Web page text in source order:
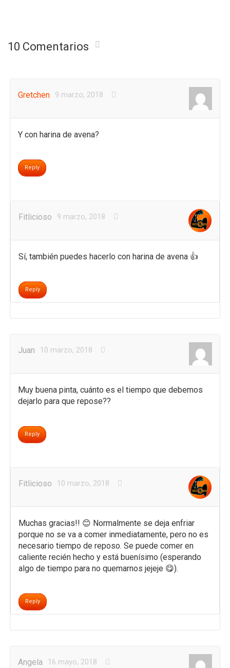
10 Comentarios
Gretchen 9 marzo, 2018
Y con harina de avena?
Reply
Fitlicioso 9 marzo, 2018
Sí, también puedes hacerlo con harina de avena 👍
Reply
Juan 10 marzo, 2018
Muy buena pinta, cuánto es el tiempo que debemos
dejarlo para que repose??
Reply
Fitlicioso 10 marzo, 2018
Muchas gracias!! 😊 Normalmente se deja enfriar
porque no se va a comer inmediatamente, pero no es
necesario tiempo de reposo. Se puede comer en
caliente recién hecho y está buenísimo (esperando
algo de tiempo para no quemarnos jejeje 😋).
Reply
Angela 16 mayo, 2018